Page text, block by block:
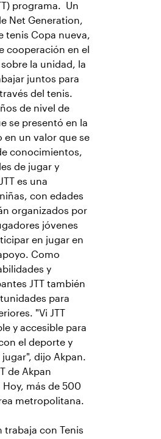
programa. Un
Net Generation,
tenis Copa nueva,
cooperación en el
la unidad, la
juntos para
del tenis.
de nivel de
se presentó en la
un valor que se
conocimientos,
de jugar y
es una
con edades
organizados por
jóvenes
en jugar en
Como
y
JTT también
para
"Vi JTT
y accesible para
el deporte y
dijo Akpan.
de Akpan
más de 500
metropolitana.
trabaja con Tenis